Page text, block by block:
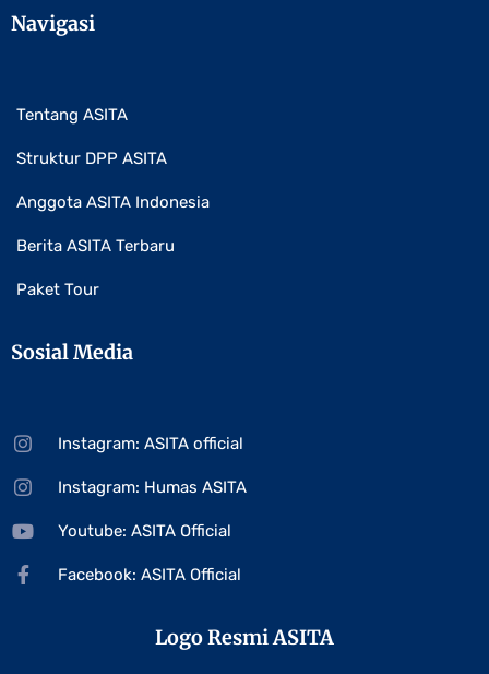
Navigasi
Tentang ASITA
Struktur DPP ASITA
Anggota ASITA Indonesia
Berita ASITA Terbaru
Paket Tour
Sosial Media
Instagram: ASITA official
Instagram: Humas ASITA
Youtube: ASITA Official
Facebook: ASITA Official
Logo Resmi ASITA